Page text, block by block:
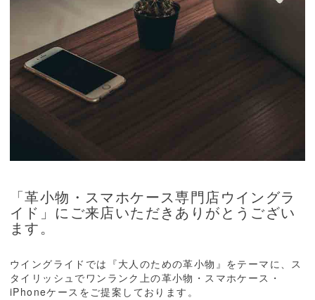
「革小物・スマホケース専門店ウイングラ
イド」にご来店いただきありがとうござい
ます。
ウイングライドでは『大人のための革小物』をテーマに、ス
タイリッシュでワンランク上の革小物・スマホケース・
iPhoneケースをご提案しております。